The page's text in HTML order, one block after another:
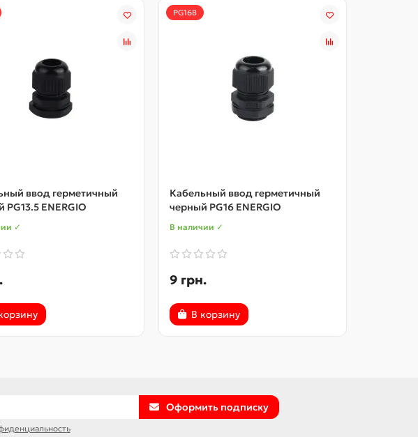
ввод герметичный
PG13.5 ENERGIO
✓
PG16B
Кабельный ввод герметичный
черный PG16 ENERGIO
В наличии ✓
9 грн.
В корзину
Оформить подписку